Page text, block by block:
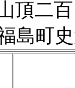
頂二
島町